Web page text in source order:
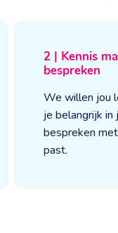
2 | Kennis
bespreken
We willen jou
je belangrijk
bespreken
past.